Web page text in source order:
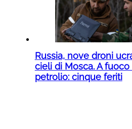
Russia, nove droni
cieli di Mosca. A
petrolio: cinque feriti